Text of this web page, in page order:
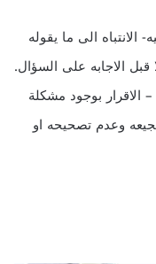
الى ما يقوله
الاجابه على السؤال.
بوجود مشكلة
وعدم تصحيحه او